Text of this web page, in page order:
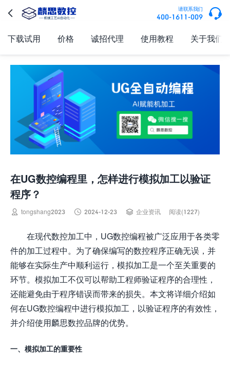
 请联系我们
400-1611-009 
下载试用 价格 诚招代理 使用教程 关于我们
在UG数控编程里，怎样进行模拟加工以验证
程序？
 tongshang2023  2024-12-23  企业资讯 阅读(1227)
在现代数控加工中，UG数控编程被广泛应用于各类零
件的加工过程中。为了确保编写的数控程序正确无误，并
能够在实际生产中顺利运行，模拟加工是一个至关重要的
环节。模拟加工不仅可以帮助工程师验证程序的合理性，
还能避免由于程序错误而带来的损失。本文将详细介绍如
何在UG数控编程中进行模拟加工，以验证程序的有效性，
并介绍使用麟思数控品牌的优势。
一、模拟加工的重要性